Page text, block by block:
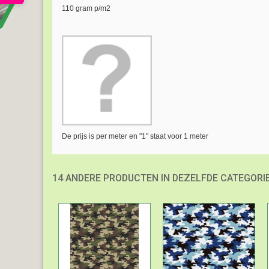
110 gram p/m2
De prijs is per meter en "1" staat voor 1 meter
14 ANDERE PRODUCTEN IN DEZELFDE